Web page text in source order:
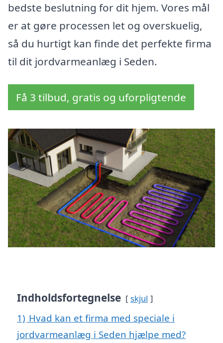
bedste beslutning for dit hjem. Vores mål
er at gøre processen let og overskuelig,
så du hurtigt kan finde det perfekte firma
til dit jordvarmeanlæg i Seden.
Få 3 tilbud, gratis og uforpligtende
Indholdsfortegnelse skjul
1) Hvad kan et firma med speciale i
jordvarmeanlæg i Seden hjælpe med?